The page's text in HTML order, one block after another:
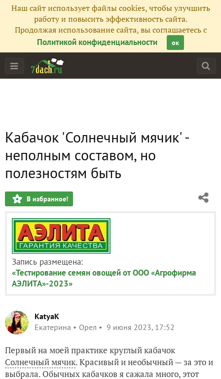
Наш сайт использует файлы cookies, чтобы улучшить
работу и повысить эффективность сайта.
Продолжая использование сайта, вы соглашаетесь с
Политикой конфиденциальности
ок
Кабачок 'Солнечный мячик' -
неполным составом, но
полезностям быть
В избранное!
Запись размещена:
«Тестирование семян овощей от ООО «Агрофирма
АЭЛИТА»-2023»
KatyaK
Екатерина
Орел 9 июня 2023, 17:52
Первый на моей практике круглый кабачок
Солнечный мячик. Красивый и необычный — за это и
выбрала. Обычных кабачков я сажала много, этот